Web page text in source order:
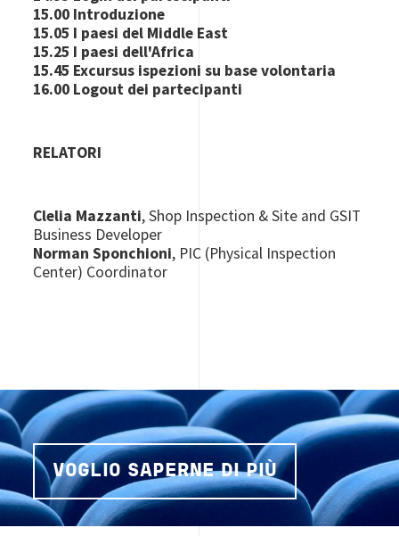
15.00 Introduzione
15.05 I paesi del Middle East
15.25 I paesi dell'Africa
15.45 Excursus ispezioni su base volontaria
16.00 Logout dei partecipanti
RELATORI
Clelia Mazzanti, Shop Inspection & Site and GSIT
Business Developer
Norman Sponchioni, PIC (Physical Inspection
Center) Coordinator
VOGLIO SAPERNE DI PIÙ